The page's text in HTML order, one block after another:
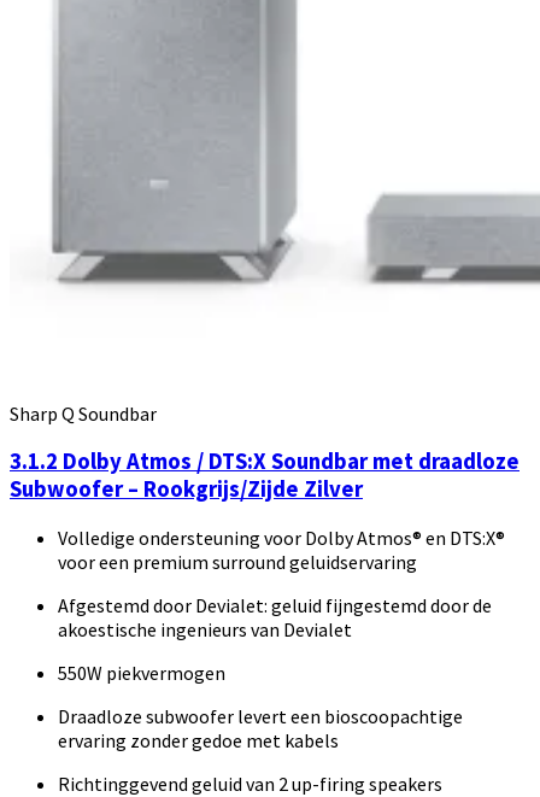
Sharp Q Soundbar
3.1.2 Dolby Atmos / DTS:X Soundbar met draadloze
Subwoofer – Rookgrijs/Zijde Zilver
Volledige ondersteuning voor Dolby Atmos® en DTS:X®
voor een premium surround geluidservaring
Afgestemd door Devialet: geluid fijngestemd door de
akoestische ingenieurs van Devialet
550W piekvermogen
Draadloze subwoofer levert een bioscoopachtige
ervaring zonder gedoe met kabels
Richtinggevend geluid van 2 up-firing speakers